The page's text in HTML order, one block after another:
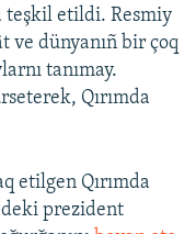
teşkil etildi. Resmiy
ve dünyanıñ bir çoq
tanımay.
Qırımda
etilgen Qırımda
prezident